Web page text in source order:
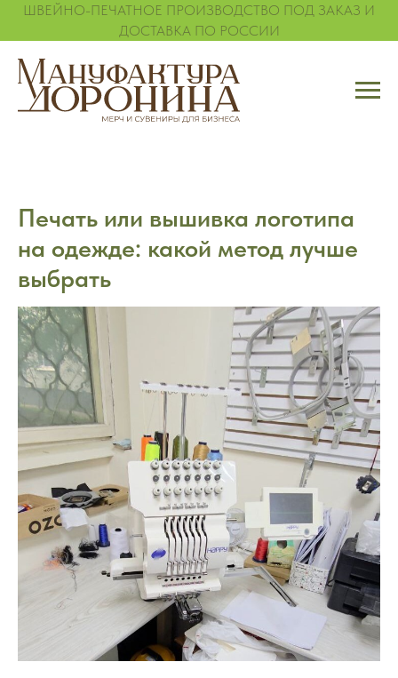
ШВЕЙНО-ПЕЧАТНОЕ ПРОИЗВОДСТВО ПОД ЗАКАЗ И
ДОСТАВКА ПО РОССИИ
Печать или вышивка логотипа
на одежде: какой метод лучше
выбрать